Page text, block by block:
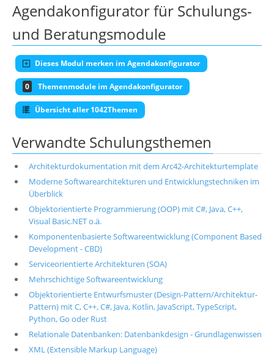
Agendakonfigurator für Schulungs-
und Beratungsmodule
Dieses Modul merken im Agendakonfigurator
0 Themenmodule im Agendakonfigurator
Übersicht aller 1042Themen
Verwandte Schulungsthemen
Architekturdokumentation mit dem Arc42-Architekturtemplate
Moderne Softwarearchitekturen und Entwicklungstechniken im
Überblick
Objektorientierte Programmierung (OOP) mit C#, Java, C++,
Visual Basic.NET o.ä.
Komponentenbasierte Softwareentwicklung (Component Based
Development - CBD)
Serviceorientierte Architekturen (SOA)
Mehrschichtige Softwareentwicklung
Objektorientierte Entwurfsmuster (Design-Pattern/Architektur-
Pattern) mit C, C++, C#, Java, Kotlin, JavaScript, TypeScript,
Python, Go oder Rust
Relationale Datenbanken: Datenbankdesign - Grundlagenwissen
XML (Extensible Markup Language)